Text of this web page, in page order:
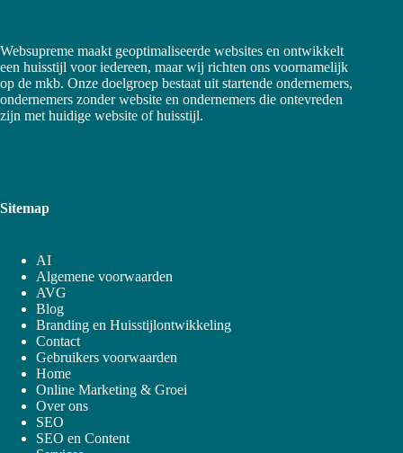
Websupreme maakt geoptimaliseerde websites en ontwikkelt
een huisstijl voor iedereen, maar wij richten ons voornamelijk
op de mkb. Onze doelgroep bestaat uit startende ondernemers,
ondernemers zonder website en ondernemers die ontevreden
zijn met huidige website of huisstijl.
Sitemap
AI
Algemene voorwaarden
AVG
Blog
Branding en Huisstijlontwikkeling
Contact
Gebruikers voorwaarden
Home
Online Marketing & Groei
Over ons
SEO
SEO en Content